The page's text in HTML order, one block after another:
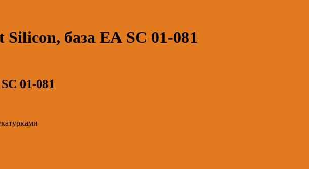
база ЕА SC 01-081
01-081